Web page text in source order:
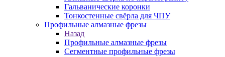
Гальванические коронки
Тонкостенные свёрла для ЧПУ
Профильные алмазные фрезы
Назад
Профильные алмазные фрезы
Сегментные профильные фрезы